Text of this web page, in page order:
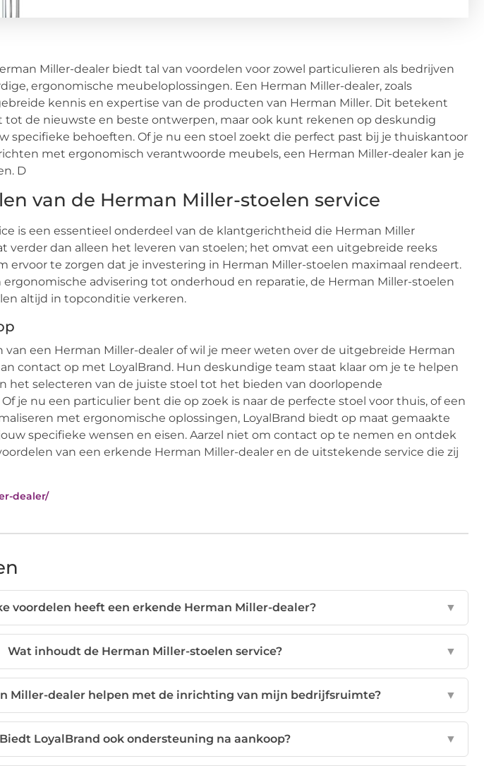
Miller-dealer biedt tal van voordelen voor zowel particulieren als bedrijven
ergonomische meubeloplossingen. Een Herman Miller-dealer, zoals
kennis en expertise van de producten van Herman Miller. Dit betekent
de nieuwste en beste ontwerpen, maar ook kunt rekenen op deskundig
specifieke behoeften. Of je nu een stoel zoekt die perfect past bij je thuiskantoor
met ergonomisch verantwoorde meubels, een Herman Miller-dealer kan je
D
van de Herman Miller-stoelen service
is een essentieel onderdeel van de klantgerichtheid die Herman Miller
verder dan alleen het leveren van stoelen; het omvat een uitgebreide reeks
ervoor te zorgen dat je investering in Herman Miller-stoelen maximaal rendeert.
ergonomische advisering tot onderhoud en reparatie, de Herman Miller-stoelen
altijd in topconditie verkeren.
van een Herman Miller-dealer of wil je meer weten over de uitgebreide Herman
contact op met LoyalBrand. Hun deskundige team staat klaar om je te helpen
het selecteren van de juiste stoel tot het bieden van doorlopende
je nu een particulier bent die op zoek is naar de perfecte stoel voor thuis, of een
met ergonomische oplossingen, LoyalBrand biedt op maat gemaakte
specifieke wensen en eisen. Aarzel niet om contact op te nemen en ontdek
van een erkende Herman Miller-dealer en de uitstekende service die zij
dealer/
voordelen heeft een erkende Herman Miller-dealer? ▼
Wat inhoudt de Herman Miller-stoelen service? ▼
Miller-dealer helpen met de inrichting van mijn bedrijfsruimte? ▼
Biedt LoyalBrand ook ondersteuning na aankoop? ▼